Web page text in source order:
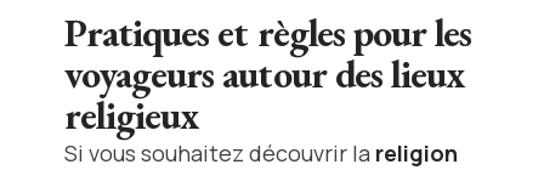
Pratiques et règles pour les
voyageurs autour des lieux
religieux
Si vous souhaitez découvrir la religion